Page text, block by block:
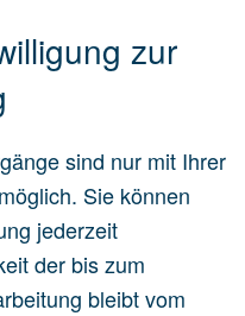
zur
sind nur mit Ihrer
Sie können
jederzeit
der bis zum
bleibt vom